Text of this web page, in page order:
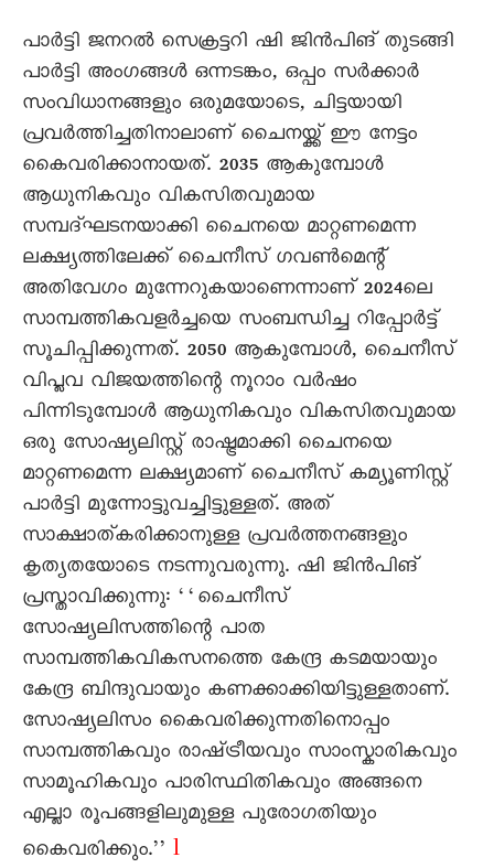
പാർട്ടി ജനറൽ സെക്രട്ടറി ഷി ജിൻപിങ് തുടങ്ങി
പാർട്ടി അംഗങ്ങൾ ഒന്നടങ്കം, ഒപ്പം സർക്കാർ
സംവിധാനങ്ങളും ഒരുമയോടെ, ചിട്ടയായി
പ്രവർത്തിച്ചതിനാലാണ് ചെെനയ്ക്ക് ഈ നേട്ടം
കെെവരിക്കാനായത്. 2035 ആകുമ്പോൾ
ആധുനികവും വികസിതവുമായ
സമ്പദ്ഘടനയാക്കി ചെെനയെ മാറ്റണമെന്ന
ലക്ഷ്യത്തിലേക്ക് ചെെനീസ് ഗവൺമെന്റ്
അതിവേഗം മുന്നേറുകയാണെന്നാണ് 2024ലെ
സാമ്പത്തികവളർച്ചയെ സംബന്ധിച്ച റിപ്പോർട്ട്
സൂചിപ്പിക്കുന്നത്. 2050 ആകുമ്പോൾ, ചെെനീസ്
വിപ്ലവ വിജയത്തിന്റെ നൂറാം വർഷം
പിന്നിടുമ്പോൾ ആധുനികവും വികസിതവുമായ
ഒരു സോഷ്യലിസ്റ്റ് രാഷ്ട്രമാക്കി ചെെനയെ
മാറ്റണമെന്ന ലക്ഷ്യമാണ് ചെെനീസ് കമ്യൂണിസ്റ്റ്
പാർട്ടി മുന്നോട്ടുവച്ചിട്ടുള്ളത്. അത്
സാക്ഷാത്കരിക്കാനുള്ള പ്രവർത്തനങ്ങളും
കൃത്യതയോടെ നടന്നുവരുന്നു. ഷി ജിൻപിങ്
പ്രസ്താവിക്കുന്നു: ‘‘ചെെനീസ്
സോഷ്യലിസത്തിന്റെ പാത
സാമ്പത്തികവികസനത്തെ കേന്ദ്ര കടമയായും
കേന്ദ്ര ബിന്ദുവായും കണക്കാക്കിയിട്ടുള്ളതാണ്.
സോഷ്യലിസം കെെവരിക്കുന്നതിനൊപ്പം
സാമ്പത്തികവും രാഷ‍്ട്രീയവും സാംസ്കാരികവും
സാമൂഹികവും പാരിസ്ഥിതികവും അങ്ങനെ
എല്ലാ രൂപങ്ങളിലുമുള്ള പുരോഗതിയും
കെെവരിക്കും.’’ l